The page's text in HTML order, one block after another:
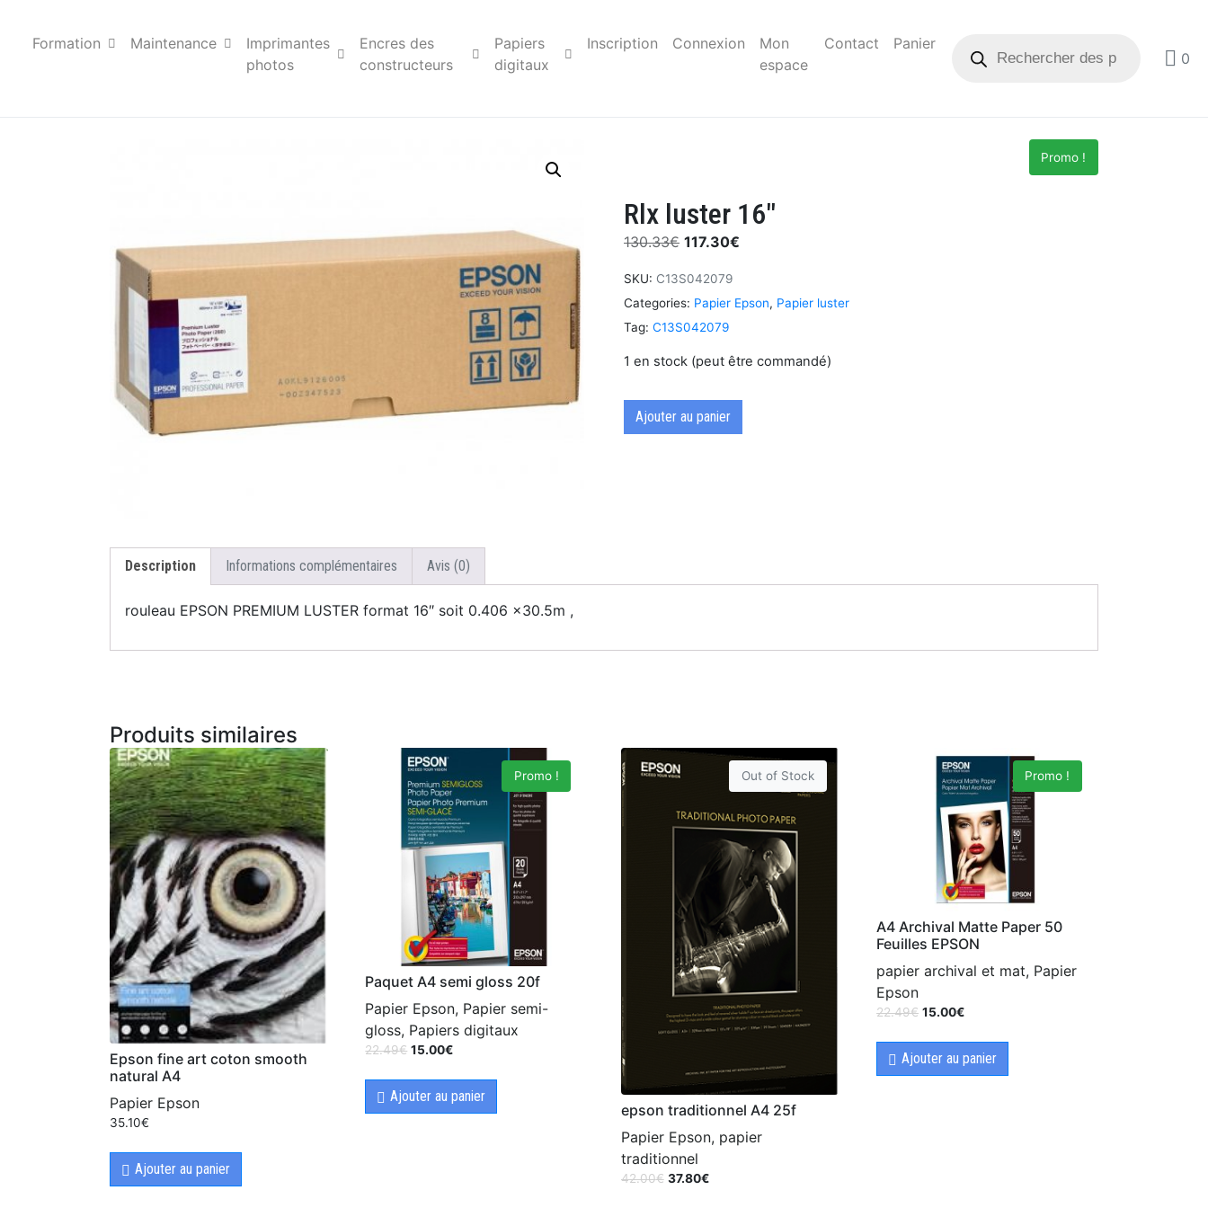
Formation Maintenance
Imprimantes
photos
Encres des
constructeurs
Papiers
digitaux
Inscription Connexion
Mon
espace
Contact
Panier
0
Promo !
Rlx luster 16″
130.33€ 117.30€
SKU: C13S042079
Categories: Papier Epson, Papier luster
Tag: C13S042079
1 en stock (peut être commandé)
Ajouter au panier
Description Informations complémentaires Avis (0)
rouleau EPSON PREMIUM LUSTER format 16″ soit 0.406 x30.5m ,
Produits similaires
Epson fine art coton smooth
natural A4
Papier Epson
35.10€
Ajouter au panier
Promo !
Paquet A4 semi gloss 20f
Papier Epson, Papier semi-
gloss, Papiers digitaux
22.49€ 15.00€
Ajouter au panier
Out of Stock
epson traditionnel A4 25f
Papier Epson, papier
traditionnel
42.00€ 37.80€
Promo !
A4 Archival Matte Paper 50
Feuilles EPSON
papier archival et mat, Papier
Epson
22.49€ 15.00€
Ajouter au panier